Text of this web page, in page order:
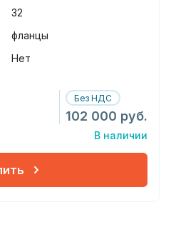
32
фланцы
Нет
Без НДС
102 000 руб.
В наличии